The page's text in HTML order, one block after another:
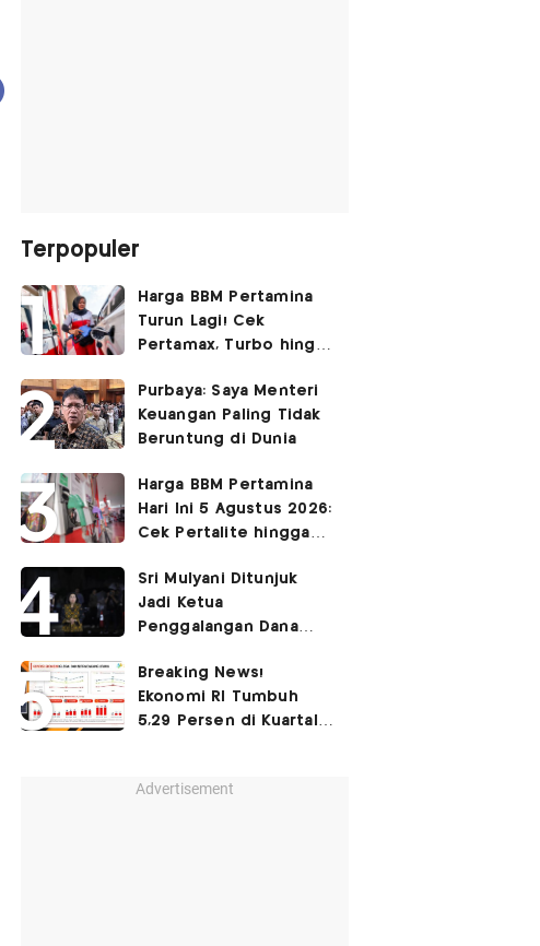
Terpopuler
Harga BBM Pertamina
Turun Lagi! Cek
Pertamax, Turbo hingga
Agustus 2026
Purbaya: Saya Menteri
Keuangan Paling Tidak
Beruntung di Dunia
Harga BBM Pertamina
Hari Ini 5 Agustus 2026:
Cek Pertalite hingga
Turun
Sri Mulyani Ditunjuk
Jadi Ketua
Penggalangan Dana
Breaking News!
Ekonomi RI Tumbuh
5,29 Persen di Kuartal
Advertisement